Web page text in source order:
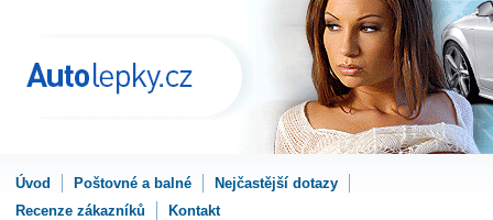
Úvod Poštovné a balné
Nejčastější dotazy
Recenze zákazníků
Kontakt